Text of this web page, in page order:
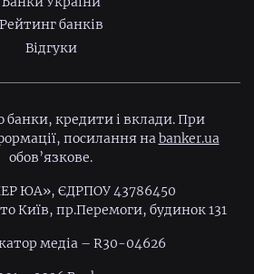
Рейтинг банків
Відгуки
банки, кредити і вклади. При
посилання наbanker.ua
обов’язкове.
ЮА», ЄДРПОУ 43786450
Київ, пр.Перемоги, будинок 131
медiа – R30-04626